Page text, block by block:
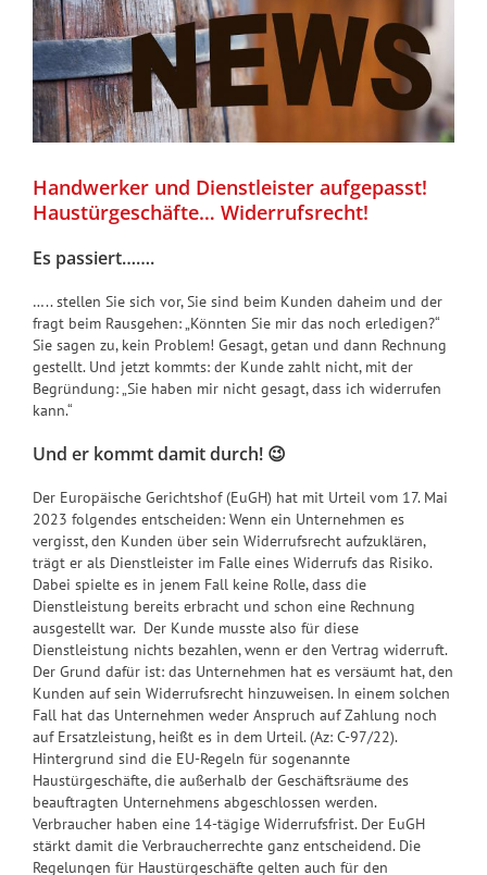
Handwerker und Dienstleister aufgepasst!
Haustürgeschäfte… Widerrufsrecht!
Es passiert…….
….. stellen Sie sich vor, Sie sind beim Kunden daheim und der
fragt beim Rausgehen: „Könnten Sie mir das noch erledigen?“
Sie sagen zu, kein Problem! Gesagt, getan und dann Rechnung
gestellt. Und jetzt kommts: der Kunde zahlt nicht, mit der
Begründung: „Sie haben mir nicht gesagt, dass ich widerrufen
kann.“
Und er kommt damit durch! 😉
Der Europäische Gerichtshof (EuGH) hat mit Urteil vom 17. Mai
2023 folgendes entscheiden: Wenn ein Unternehmen es
vergisst, den Kunden über sein Widerrufsrecht aufzuklären,
trägt er als Dienstleister im Falle eines Widerrufs das Risiko.
Dabei spielte es in jenem Fall keine Rolle, dass die
Dienstleistung bereits erbracht und schon eine Rechnung
ausgestellt war. Der Kunde musste also für diese
Dienstleistung nichts bezahlen, wenn er den Vertrag widerruft.
Der Grund dafür ist: das Unternehmen hat es versäumt hat, den
Kunden auf sein Widerrufsrecht hinzuweisen. In einem solchen
Fall hat das Unternehmen weder Anspruch auf Zahlung noch
auf Ersatzleistung, heißt es in dem Urteil. (Az: C-97/22).
Hintergrund sind die EU-Regeln für sogenannte
Haustürgeschäfte, die außerhalb der Geschäftsräume des
beauftragten Unternehmens abgeschlossen werden.
Verbraucher haben eine 14-tägige Widerrufsfrist. Der EuGH
stärkt damit die Verbraucherrechte ganz entscheidend. Die
Regelungen für Haustürgeschäfte gelten auch für den